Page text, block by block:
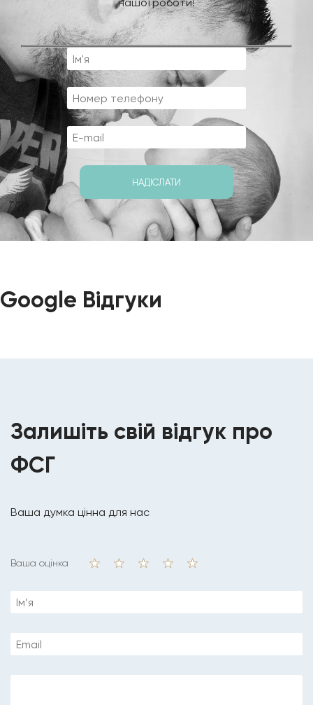
нашої роботи!
Google Відгуки
Залишіть свій відгук про
ФСГ
Ваша думка цінна для нас
Ваша оцінка